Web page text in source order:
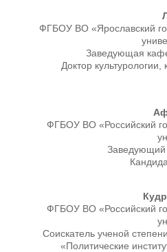
ФГБОУ ВО «Ярославский
Заведующая
Доктор культурологии,
ФГБОУ ВО «Российский
Заведующий
ФГБОУ ВО «Российский
Соискатель ученой
«Политические